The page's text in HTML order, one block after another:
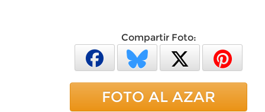
Compartir Foto:
FOTO AL AZAR